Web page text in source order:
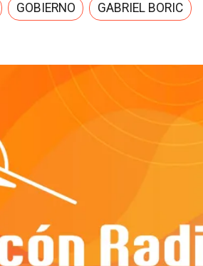
GOBIERNO GABRIEL BORIC